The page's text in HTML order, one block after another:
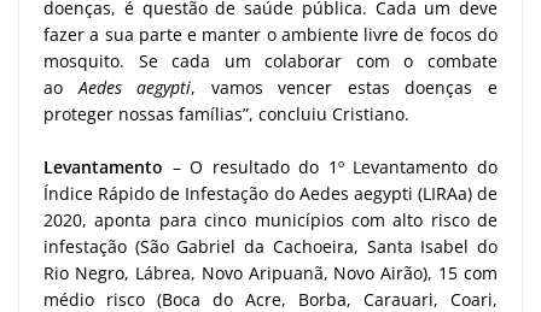
doenças, é questão de saúde pública. Cada um deve
fazer a sua parte e manter o ambiente livre de focos do
mosquito. Se cada um colaborar com o combate
ao Aedes aegypti, vamos vencer estas doenças e
proteger nossas famílias”, concluiu Cristiano.
Levantamento – O resultado do 1º Levantamento do
Índice Rápido de Infestação do Aedes aegypti (LIRAa) de
2020, aponta para cinco municípios com alto risco de
infestação (São Gabriel da Cachoeira, Santa Isabel do
Rio Negro, Lábrea, Novo Aripuanã, Novo Airão), 15 com
médio risco (Boca do Acre, Borba, Carauari, Coari,